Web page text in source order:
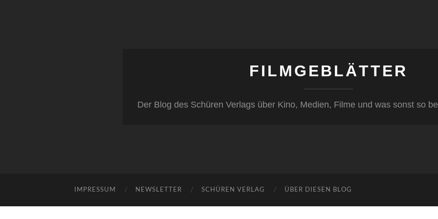
FILMGEBLÄTTER
Der Blog des Schüren Verlags über Kino, Medien, Filme und was sonst so
IMPRESSUM NEWSLETTER SCHÜREN VERLAG ÜBER DIESEN BLOG